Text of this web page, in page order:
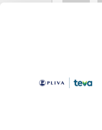
mozak